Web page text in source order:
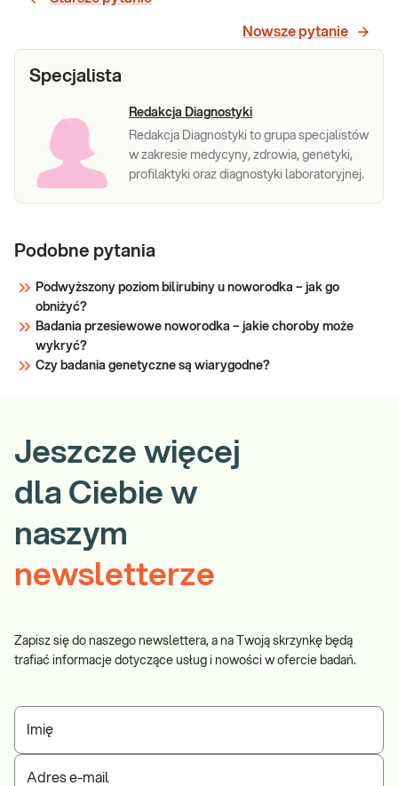
i K285N)
Badanie stosowane w diagnostyce
zaburzeń metabolizmu galaktozy.
Sprawdź
Nowsze pytanie
Specjalista
Redakcja Diagnostyki
Redakcja Diagnostyki to grupa specjalistów
w zakresie medycyny, zdrowia, genetyki,
profilaktyki oraz diagnostyki laboratoryjnej.
Podobne pytania
Podwyższony poziom bilirubiny u noworodka – jak go
obniżyć?
Badania przesiewowe noworodka – jakie choroby może
wykryć?
Czy badania genetyczne są wiarygodne?
Jeszcze więcej
dla Ciebie w
naszym
newsletterze
Zapisz się do naszego newslettera, a na Twoją skrzynkę będą
trafiać informacje dotyczące usług i nowości w ofercie badań.
Imię
Adres e-mail